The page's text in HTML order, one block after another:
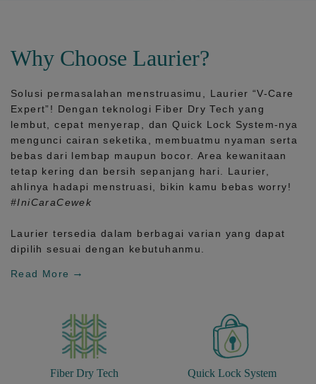
Why Choose Laurier?
Solusi permasalahan menstruasimu, Laurier “V-Care
Expert”! Dengan teknologi Fiber Dry Tech yang
lembut, cepat menyerap, danQuick Lock System-nya
mengunci cairan seketika, membuatmu nyaman serta
bebas dari lembap maupun bocor. Area kewanitaan
tetap kering dan bersih sepanjang hari.
Laurier,
ahlinya hadapi menstruasi, bikin kamu bebas worry!
#IniCaraCewek
Laurier tersedia dalam berbagai varian yang dapat
dipilih sesuai dengan kebutuhanmu.
Read More
Fiber Dry Tech Quick Lock System